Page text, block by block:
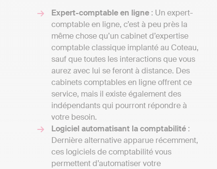
Expert-comptable en ligne : Un expert-
comptable en ligne, c’est à peu près la
même chose qu’un cabinet d’expertise
comptable classique implanté au Coteau,
sauf que toutes les interactions que vous
aurez avec lui se feront à distance. Des
cabinets comptables en ligne offrent ce
service, mais il existe également des
indépendants qui pourront répondre à
votre besoin.
Logiciel automatisant la comptabilité :
Dernière alternative apparue récemment,
ces logiciels de comptabilité vous
permettent d’automatiser votre